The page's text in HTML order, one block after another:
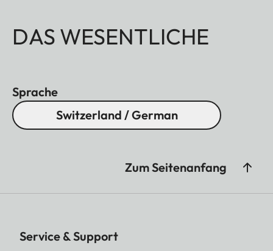
DAS WESENTLICHE
Sprache
Switzerland / German
Zum Seitenanfang
Service & Support